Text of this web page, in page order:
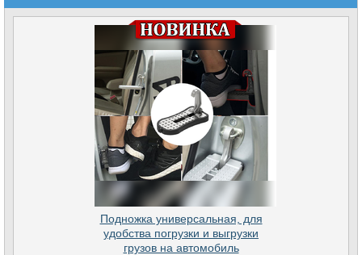
Подножка универсальная, для
удобства погрузки и выгрузки
грузов на автомобиль